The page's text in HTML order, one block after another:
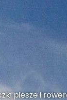
piesze i